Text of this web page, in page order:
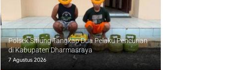
Polsek Sitiung Tangkap Dua Pelaku Pencurian
di Kabupaten Dharmasraya
7 Agustus 2026